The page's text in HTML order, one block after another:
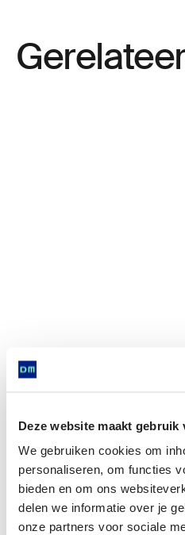
Deze website maakt gebruik
We gebruiken cookies om
personaliseren, om functies
bieden en om ons
delen we informatie over je
onze partners voor sociale